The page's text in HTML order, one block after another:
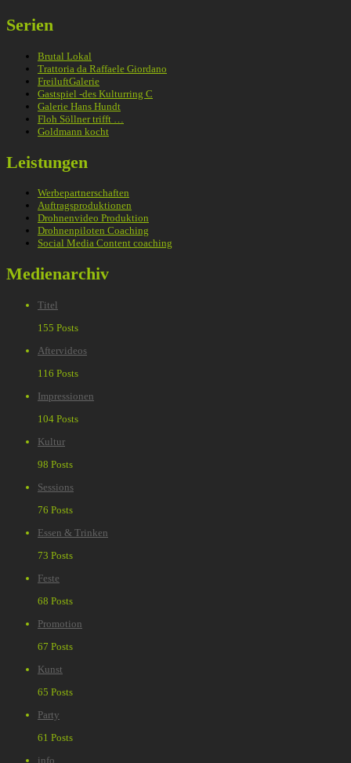
Serien
Brutal Lokal
Trattoria da Raffaele Giordano
FreiluftGalerie
Gastspiel -des Kulturring C
Galerie Hans Hundt
Floh Söllner trifft …
Goldmann kocht
Leistungen
Werbepartnerschaften
Auftragsproduktionen
Drohnenvideo Produktion
Drohnenpiloten Coaching
Social Media Content coaching
Medienarchiv
Titel
155 Posts
Aftervideos
116 Posts
Impressionen
104 Posts
Kultur
98 Posts
Sessions
76 Posts
Essen & Trinken
73 Posts
Feste
68 Posts
Promotion
67 Posts
Kunst
65 Posts
Party
61 Posts
info